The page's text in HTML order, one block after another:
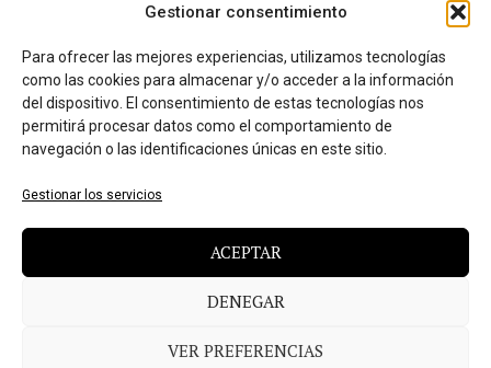
Gestionar consentimiento
Para ofrecer las mejores experiencias, utilizamos tecnologías
como las cookies para almacenar y/o acceder a la información
del dispositivo. El consentimiento de estas tecnologías nos
permitirá procesar datos como el comportamiento de
navegación o las identificaciones únicas en este sitio.
Gestionar los servicios
ACEPTAR
DENEGAR
VER PREFERENCIAS
Extra 5L